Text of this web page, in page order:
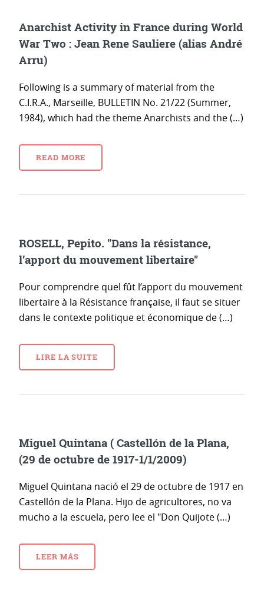
Anarchist Activity in France during World
War Two : Jean Rene Sauliere (alias André
Arru)
Following is a summary of material from the
C.I.R.A., Marseille, BULLETIN No. 21/22 (Summer,
1984), which had the theme Anarchists and the (…)
READ MORE
ROSELL, Pepito. "Dans la résistance,
l’apport du mouvement libertaire"
Pour comprendre quel fût l’apport du mouvement
libertaire à la Résistance française, il faut se situer
dans le contexte politique et économique de (…)
LIRE LA SUITE
Miguel Quintana ( Castellón de la Plana,
(29 de octubre de 1917-1/1/2009)
Miguel Quintana nació el 29 de octubre de 1917 en
Castellón de la Plana. Hijo de agricultores, no va
mucho a la escuela, pero lee el "Don Quijote (…)
LEER MÁS